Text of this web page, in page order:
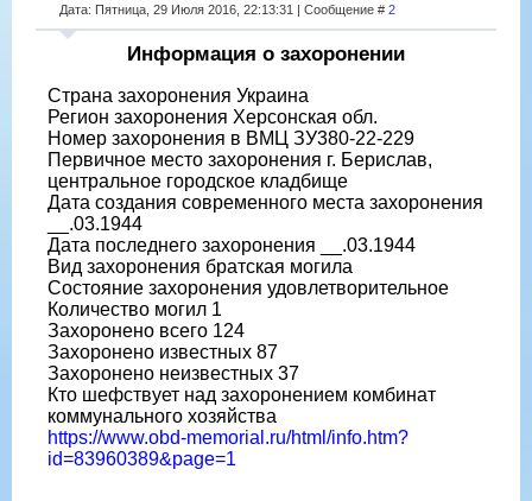
Дата: Пятница, 29 Июля 2016, 22:13:31 | Сообщение # 2
Информация о захоронении
Страна захоронения Украина
Регион захоронения Херсонская обл.
Номер захоронения в ВМЦ ЗУ380-22-229
Первичное место захоронения г. Берислав,
центральное городское кладбище
Дата создания современного места захоронения
__.03.1944
Дата последнего захоронения __.03.1944
Вид захоронения братская могила
Состояние захоронения удовлетворительное
Количество могил 1
Захоронено всего 124
Захоронено известных 87
Захоронено неизвестных 37
Кто шефствует над захоронением комбинат
коммунального хозяйства
https://www.obd-memorial.ru/html/info.htm?
id=83960389&page=1